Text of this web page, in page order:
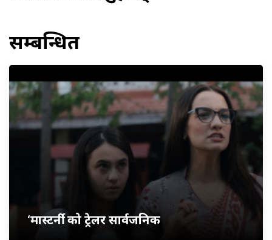
सम्बन्धित
‘मास्टर्नी’ को ट्रेलर सार्वजनिक